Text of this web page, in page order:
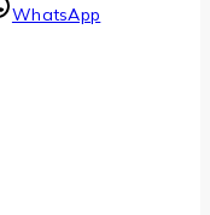
WhatsApp